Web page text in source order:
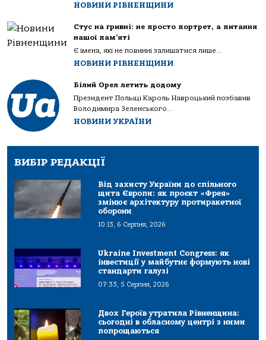
НОВИНИ РІВНЕНЩИНИ
Стус на гривні: не просто портрет, а питання
нашої пам’яті
Є імена, які не повинні залишатися лише...
НОВИНИ РІВНЕНЩИНИ
Білий Орел летить додому
Президент Польщі Кароль Навроцький позбавив
Володимира Зеленського...
НОВИНИ УКРАЇНИ
ВИБІР РЕДАКЦІЇ
Від захисту України до спільного
щита Європи: як проєкт «Фрея»
змінює архітектуру протиракетної
оборони
10:13, 6 Серпня, 2026
Ukraine Investment Congress: як
інвестиції у майбутнє формують нові
стандарти галузі
07:33, 5 Серпня, 2026
Двох Героїв утратила Рівненщина:
сьогодні в обласному центрі з ними
попрощаються